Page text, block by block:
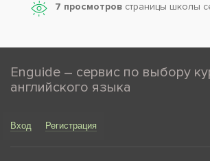
7 просмотров страницы школы
Enguide – сервис по выбору
английского языка
Вход Регистрация